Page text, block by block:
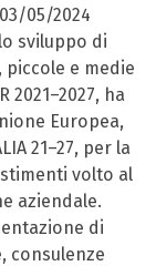
05/2024
sviluppo di
e medie
2021–2027, ha
Europea,
21–27, per la
volto al
aziendale.
di
consulenze